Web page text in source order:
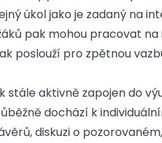
úkol jako je zadaný na
pak mohou pracovat
poslouží pro zpětnou
stále aktivně zapojen do
dochází k
diskuzi o